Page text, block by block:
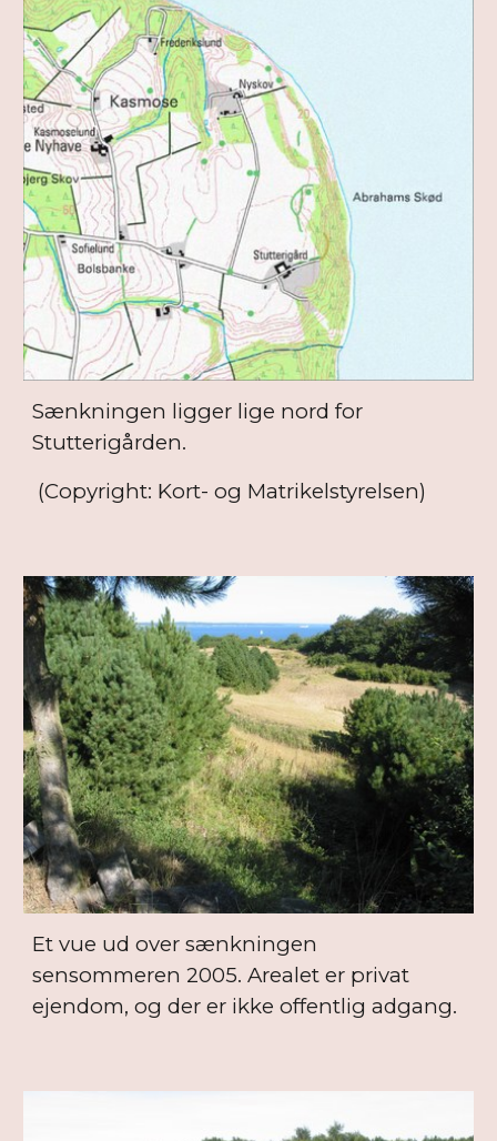
Sænkningen ligger lige nord for
Stutterigården.
(Copyright: Kort- og Matrikelstyrelsen)
Et vue ud over sænkningen
sensommeren 2005. Arealet er privat
ejendom, og der er ikke offentlig adgang.